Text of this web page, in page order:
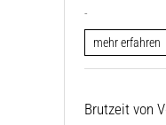
-
mehr erfahren
Brutzeit von